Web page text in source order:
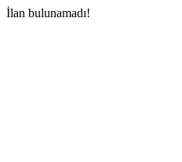
İlan bulunamadı!